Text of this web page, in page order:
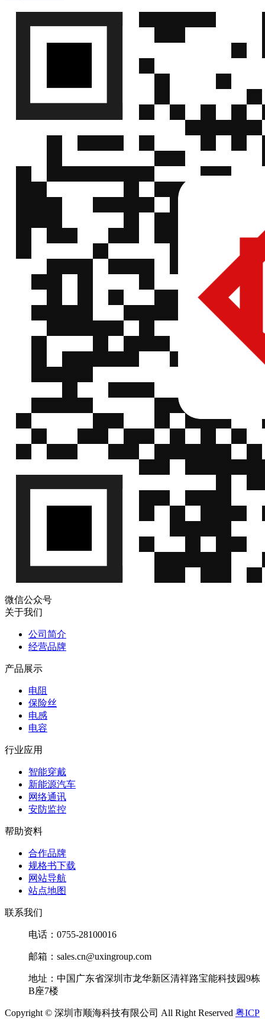
微信公众号
关于我们
公司简介
经营品牌
产品展示
电阻
保险丝
电感
电容
行业应用
智能穿戴
新能源汽车
网络通讯
安防监控
帮助资料
合作品牌
规格书下载
网站导航
站点地图
联系我们
电话：0755-28100016
邮箱：sales.cn@uxingroup.com
地址：中国广东省深圳市龙华新区清祥路宝能科技园9栋
B座7楼
Copyright © 深圳市顺海科技有限公司 All Right Reserved 粤ICP